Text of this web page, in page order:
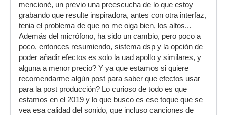
mencioné, un previo una preescucha de lo que estoy
grabando que resulte inspiradora, antes con otra interfaz,
tenia el problema de que no me oiga bien, los altos...
Además del micrófono, ha sido un cambio, pero poco a
poco, entonces resumiendo, sistema dsp y la opción de
poder añadir efectos es solo la uad apollo y similares, y
alguna a menor precio? Y ya que estamos si quiere
recomendarme algún post para saber que efectos usar
para la post producción? Lo curioso de todo es que
estamos en el 2019 y lo que busco es ese toque que se
vea esa calidad del sonido, que incluso canciones de